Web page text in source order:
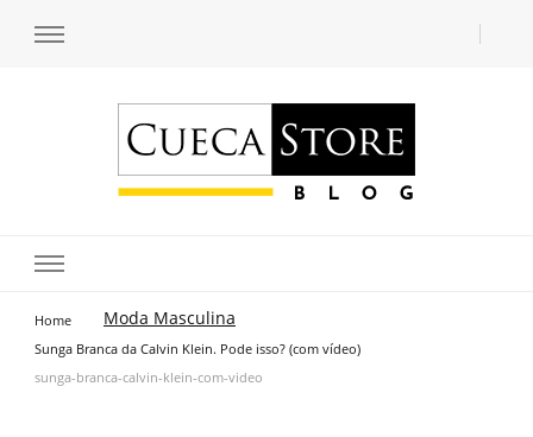
Home Moda Masculina
Sunga Branca da Calvin Klein. Pode isso? (com vídeo)
sunga-branca-calvin-klein-com-video